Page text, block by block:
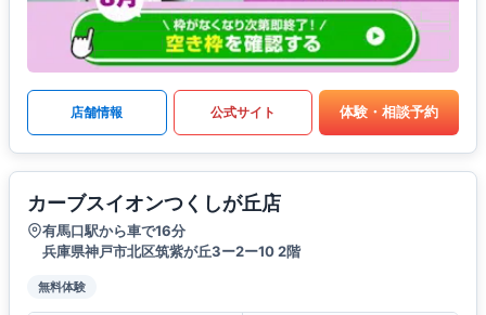
店舗情報 公式サイト 体験・相談予約
カーブスイオンつくしが丘店
有馬口駅から車で16分
兵庫県神戸市北区筑紫が丘3ー2ー10 2階
無料体験